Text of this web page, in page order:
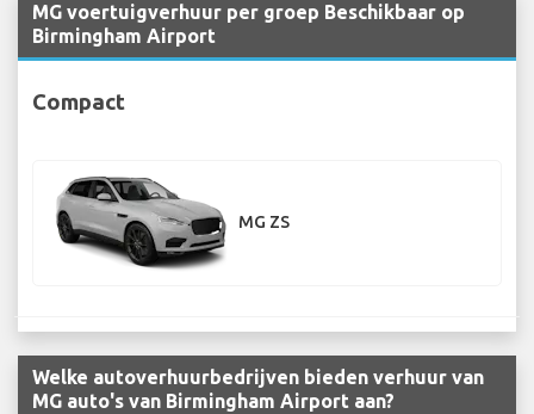
MG voertuigverhuur per groep Beschikbaar op
Birmingham Airport
Compact
MG ZS
Welke autoverhuurbedrijven bieden verhuur van
MG auto's van Birmingham Airport aan?